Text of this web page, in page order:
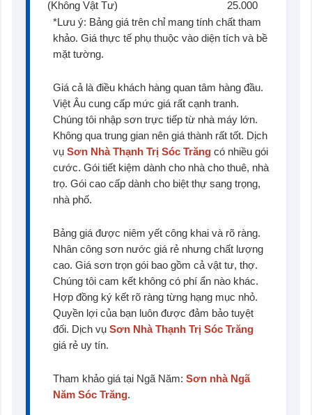
(Không Vật Tư)
25.000
*Lưu ý: Bảng giá trên chỉ mang tính chất tham
khảo. Giá thực tế phụ thuộc vào diện tích và bề
mặt tường.
Giá cả là điều khách hàng quan tâm hàng đầu.
Việt Âu cung cấp mức giá rất cạnh tranh.
Chúng tôi nhập sơn trực tiếp từ nhà máy lớn.
Không qua trung gian nên giá thành rất tốt. Dịch
vụ Sơn Nhà Thạnh Trị Sóc Trăng có nhiều gói
cước. Gói tiết kiệm dành cho nhà cho thuê, nhà
trọ. Gói cao cấp dành cho biệt thự sang trọng,
nhà phố.
Bảng giá được niêm yết công khai và rõ ràng.
Nhân công sơn nước giá rẻ nhưng chất lượng
cao. Giá sơn trọn gói bao gồm cả vật tư, thợ.
Chúng tôi cam kết không có phí ẩn nào khác.
Hợp đồng ký kết rõ ràng từng hạng mục nhỏ.
Quyền lợi của bạn luôn được đảm bảo tuyệt
đối. Dịch vụ Sơn Nhà Thạnh Trị Sóc Trăng
giá rẻ uy tín.
Tham khảo giá tại Ngã Năm: Sơn nhà Ngã
Năm Sóc Trăng.